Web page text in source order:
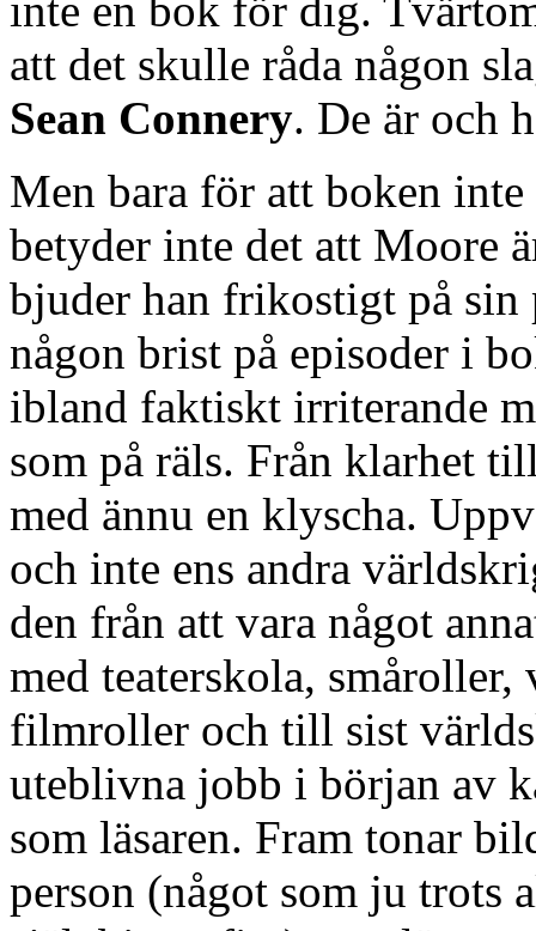
att det skulle råda någon
Sean Connery. De är och
Men bara för att boken
betyder inte det att Moore
bjuder han frikostigt på
någon brist på episoder i
ibland faktiskt irriterande
som på räls. Från klarhet
med ännu en klyscha.
och inte ens andra
den från att vara något
med teaterskola,
filmroller och till sist
uteblivna jobb i början av
som läsaren. Fram tonar
person (något som ju trots